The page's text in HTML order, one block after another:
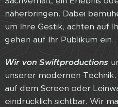
näherbringen. Dabei
um Ihre Gestik, achten auf
gehen auf Ihr Publikum ein.
Wir von Swiftproductions
unserer modernen
auf dem Screen oder
eindrücklich sichtbar. Wir